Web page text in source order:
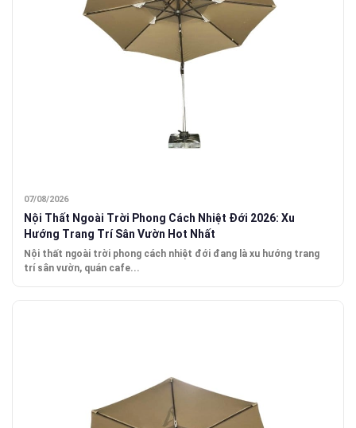
07/08/2026
Nội Thất Ngoài Trời Phong Cách Nhiệt Đới 2026: Xu
Hướng Trang Trí Sân Vườn Hot Nhất
Nội thất ngoài trời phong cách nhiệt đới đang là xu hướng trang
trí sân vườn, quán cafe...